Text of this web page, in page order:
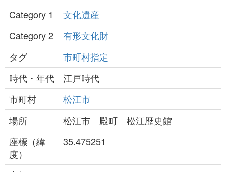
Category 1
文化遺産
Category 2
有形文化財
タグ
市町村指定
時代・年代
江戸時代
市町村
松江市
場所
松江市 殿町 松江歴史館
座標（緯
度）
35.475251